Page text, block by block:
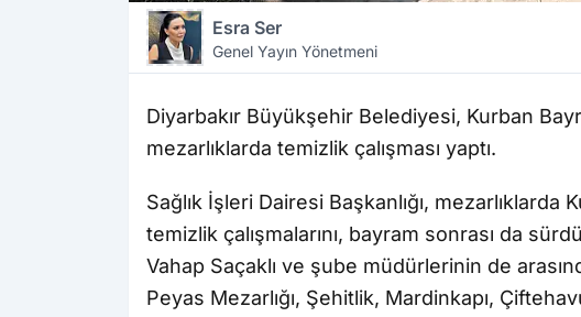
Esra Ser
Genel Yayın Yönetmeni
Diyarbakır Büyükşehir Belediyesi, Kurban
mezarlıklarda temizlik çalışması yaptı.
Sağlık İşleri Dairesi Başkanlığı, mezarlıklarda
temizlik çalışmalarını, bayram sonrası da
Vahap Saçaklı ve şube müdürlerinin de
Peyas Mezarlığı, Şehitlik, Mardinkapı,